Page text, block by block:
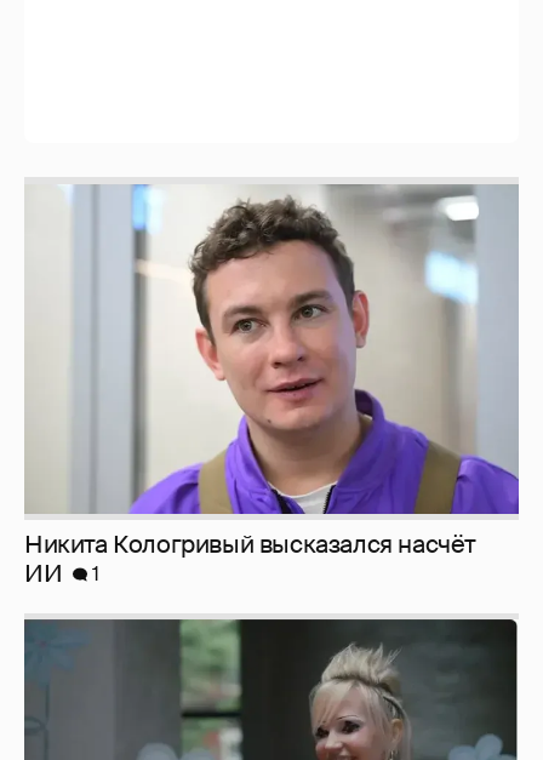
Никита Кологривый высказался насчёт
Певица Глюкоза рассказала о съёмках для
эротического журнала
3